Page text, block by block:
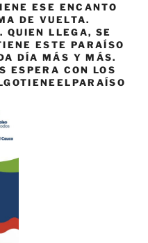
ESE ENCANTO
DE VUELTA.
QUIEN LLEGA, SE
ESTE PARAÍSO
DÍA MÁS Y MÁS.
ESPERA CON LOS